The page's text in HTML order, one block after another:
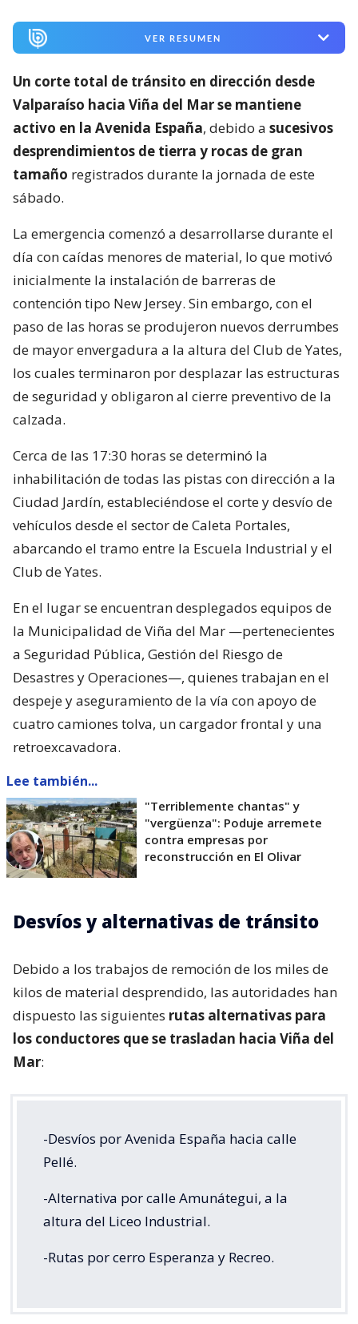
VER RESUMEN
Un corte total de tránsito en dirección desde
Valparaíso hacia Viña del Mar se mantiene
activo en la Avenida España, debido a sucesivos
desprendimientos de tierra y rocas de gran
tamaño registrados durante la jornada de este
sábado.
La emergencia comenzó a desarrollarse durante el
día con caídas menores de material, lo que motivó
inicialmente la instalación de barreras de
contención tipo New Jersey. Sin embargo, con el
paso de las horas se produjeron nuevos derrumbes
de mayor envergadura a la altura del Club de Yates,
los cuales terminaron por desplazar las estructuras
de seguridad y obligaron al cierre preventivo de la
calzada.
Cerca de las 17:30 horas se determinó la
inhabilitación de todas las pistas con dirección a la
Ciudad Jardín, estableciéndose el corte y desvío de
vehículos desde el sector de Caleta Portales,
abarcando el tramo entre la Escuela Industrial y el
Club de Yates.
En el lugar se encuentran desplegados equipos de
la Municipalidad de Viña del Mar —pertenecientes
a Seguridad Pública, Gestión del Riesgo de
Desastres y Operaciones—, quienes trabajan en el
despeje y aseguramiento de la vía con apoyo de
cuatro camiones tolva, un cargador frontal y una
retroexcavadora.
Lee también...
"Terriblemente chantas" y
"vergüenza": Poduje arremete
contra empresas por
reconstrucción en El Olivar
Desvíos y alternativas de tránsito
Debido a los trabajos de remoción de los miles de
kilos de material desprendido, las autoridades han
dispuesto las siguientes rutas alternativas para
los conductores que se trasladan hacia Viña del
Mar:
-Desvíos por Avenida España hacia calle
Pellé.
-Alternativa por calle Amunátegui, a la
altura del Liceo Industrial.
-Rutas por cerro Esperanza y Recreo.